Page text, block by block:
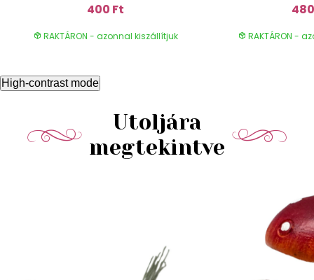
400 Ft
RAKTÁRON - azonnal kiszállítjuk RAKTÁRON -
High-contrast mode
Utoljára
megtekintve